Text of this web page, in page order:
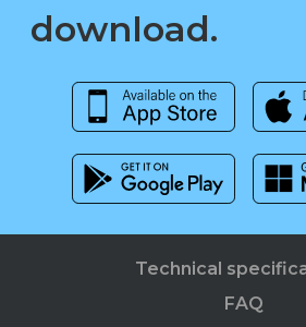
download.
Technical
FAQ